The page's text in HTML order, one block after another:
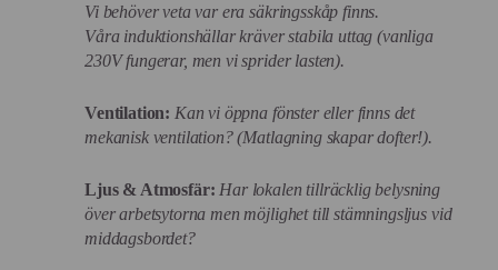
Vi behöver veta var era säkringsskåp finns.
Våra induktionshällar kräver stabila uttag (vanliga
230V fungerar, men vi sprider lasten).
Ventilation: Kan vi öppna fönster eller finns det
mekanisk ventilation? (Matlagning skapar dofter!).
Ljus & Atmosfär: Har lokalen tillräcklig belysning
över arbetsytorna men möjlighet till stämningsljus vid
middagsbordet?